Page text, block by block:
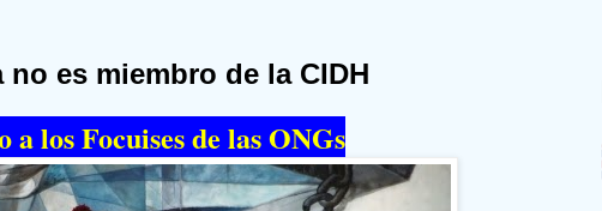
no es miembro de la CIDH
a los Focuises de las ONGs